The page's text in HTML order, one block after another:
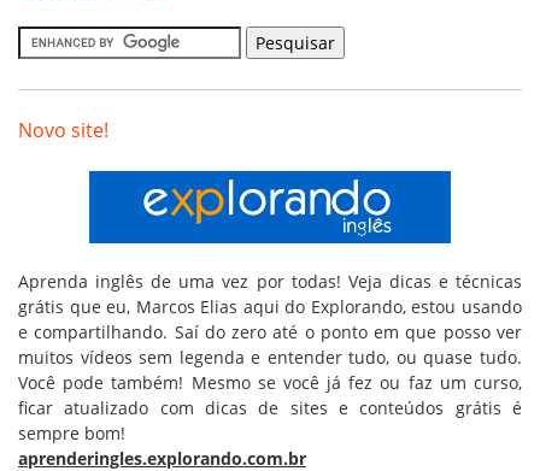
Novo site!
Aprenda inglês de uma vez por todas! Veja dicas e técnicas
grátis que eu, Marcos Elias aqui do Explorando, estou usando
e compartilhando. Saí do zero até o ponto em que posso ver
muitos vídeos sem legenda e entender tudo, ou quase tudo.
Você pode também! Mesmo se você já fez ou faz um curso,
ficar atualizado com dicas de sites e conteúdos grátis é
sempre bom!
aprenderingles.explorando.com.br